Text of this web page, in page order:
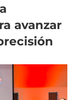
avanzar